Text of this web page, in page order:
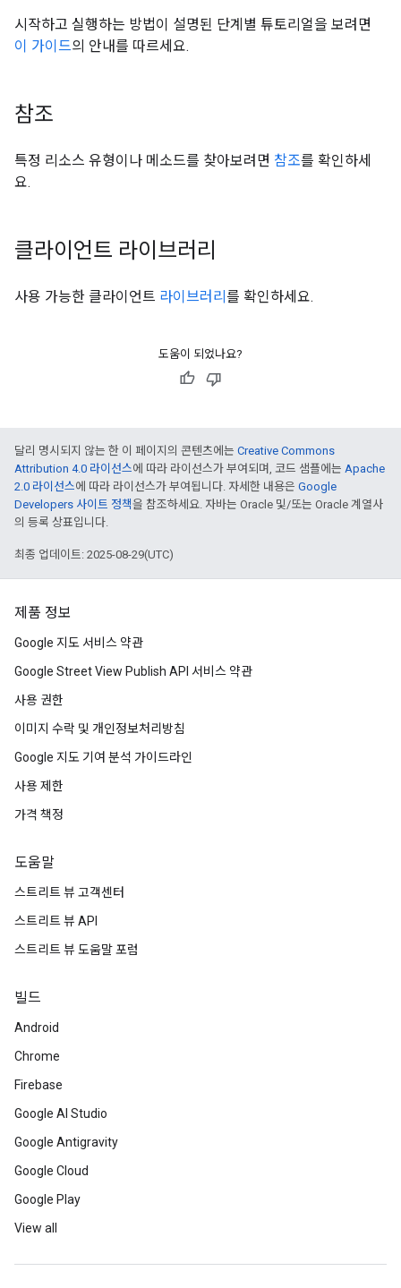
시작하고 실행하는 방법이 설명된 단계별 튜토리얼을 보려면
이 가이드의 안내를 따르세요.
참조
특정 리소스 유형이나 메소드를 찾아보려면 참조를 확인하세
요.
클라이언트 라이브러리
사용 가능한 클라이언트 라이브러리 를 확인하세요.
도움이 되었나요?
달리 명시되지 않는 한 이 페이지의 콘텐츠에는 Creative Commons
Attribution 4.0 라이선스에 따라 라이선스가 부여되며, 코드 샘플에는 Apache
2.0 라이선스에 따라 라이선스가 부여됩니다. 자세한 내용은 Google
Developers 사이트 정책을 참조하세요. 자바는 Oracle 및/또는 Oracle 계열사
의 등록 상표입니다.
최종 업데이트: 2025-08-29(UTC)
제품 정보
Google 지도 서비스 약관
Google Street View Publish API 서비스 약관
사용 권한
이미지 수락 및 개인정보처리방침
Google 지도 기여 분석 가이드라인
사용 제한
가격 책정
도움말
스트리트 뷰 고객센터
스트리트 뷰 API
스트리트 뷰 도움말 포럼
빌드
Android
Chrome
Firebase
Google AI Studio
Google Antigravity
Google Cloud
Google Play
View all